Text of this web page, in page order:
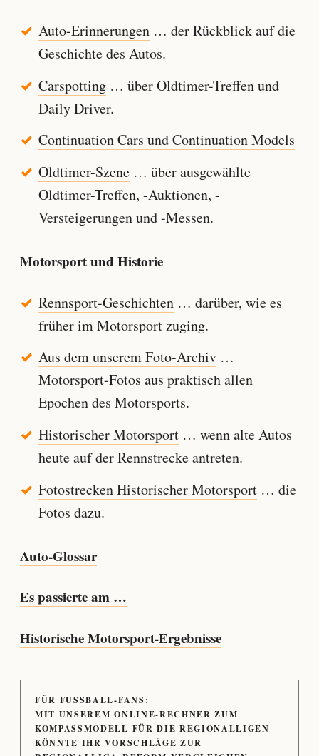
Auto-Erinnerungen… der Rückblick auf die
Geschichte des Autos.
Carspotting… über Oldtimer-Treffen und
Daily Driver.
Continuation Cars und Continuation Models
Oldtimer-Szene… über ausgewählte
Oldtimer-Treffen, -Auktionen, -
Versteigerungen und -Messen.
Motorsport und Historie
Rennsport-Geschichten… darüber, wie es
früher im Motorsport zuging.
Aus dem unserem Foto-Archiv…
Motorsport-Fotos aus praktisch allen
Epochen des Motorsports.
Historischer Motorsport… wenn alte Autos
heute auf der Rennstrecke antreten.
Fotostrecken Historischer Motorsport… die
Fotos dazu.
Auto-Glossar
Es passierte am …
Historische Motorsport-Ergebnisse
FÜR FUSSBALL-FANS:
MIT UNSEREM ONLINE-RECHNER ZUM
KOMPASSMODELL FÜR DIE REGIONALLIGEN
KÖNNTE IHR VORSCHLÄGE ZUR